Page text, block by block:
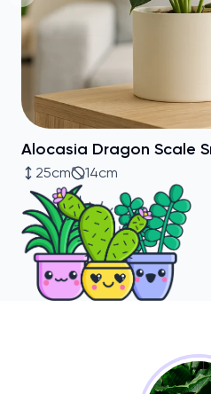
Alocasia Dragon Scale
25cm 14cm